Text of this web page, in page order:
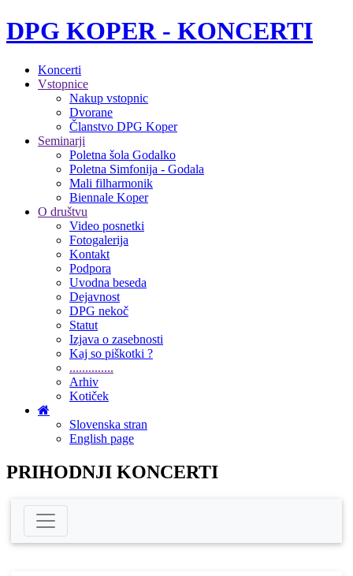
DPG KOPER - KONCERTI
Koncerti
Vstopnice
Nakup vstopnic
Dvorane
Članstvo DPG Koper
Seminarji
Poletna šola Godalko
Poletna Simfonija - Godala
Mali filharmonik
Biennale Koper
O društvu
Video posnetki
Fotogalerija
Kontakt
Podpora
Uvodna beseda
Dejavnost
DPG nekoč
Statut
Izjava o zasebnosti
Kaj so piškotki ?
..............
Arhiv
Kotiček
Slovenska stran
English page
PRIHODNJI KONCERTI